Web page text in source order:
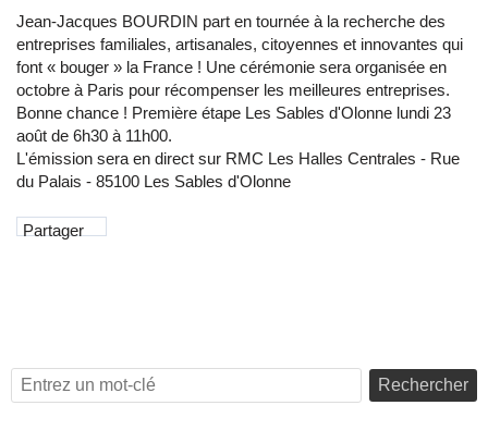
Jean-Jacques BOURDIN part en tournée à la recherche des
entreprises familiales, artisanales, citoyennes et innovantes qui
font « bouger » la France ! Une cérémonie sera organisée en
octobre à Paris pour récompenser les meilleures entreprises.
Bonne chance ! Première étape Les Sables d'Olonne lundi 23
août de 6h30 à 11h00.
L'émission sera en direct sur RMC Les Halles Centrales - Rue
du Palais - 85100 Les Sables d'Olonne
Partager
Rechercher